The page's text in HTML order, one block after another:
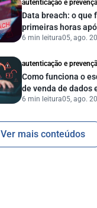
autenticação e
Data breach: o que
primeiras horas
vazamento de
6 min leitura05, ago.
autenticação e
Como funciona o
de venda de dados
proteger sua
6 min leitura05, ago.
Ver mais conteúdos